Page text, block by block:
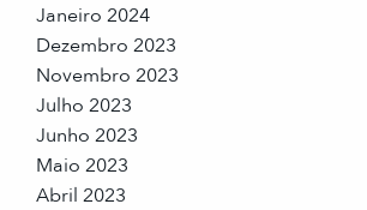
Janeiro 2024
Dezembro 2023
Novembro 2023
Julho 2023
Junho 2023
Maio 2023
Abril 2023